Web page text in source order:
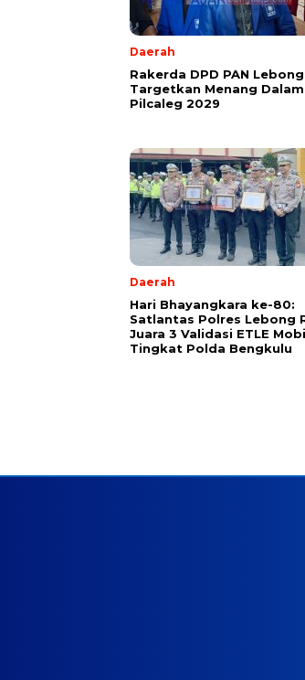
Daerah
Rakerda DPD PAN
Targetkan Menang Dalam
Pilcaleg 2029
Daerah
Hari Bhayangkara ke-80:
Satlantas Polres Lebong
Juara 3 Validasi ETLE
Tingkat Polda Bengkulu